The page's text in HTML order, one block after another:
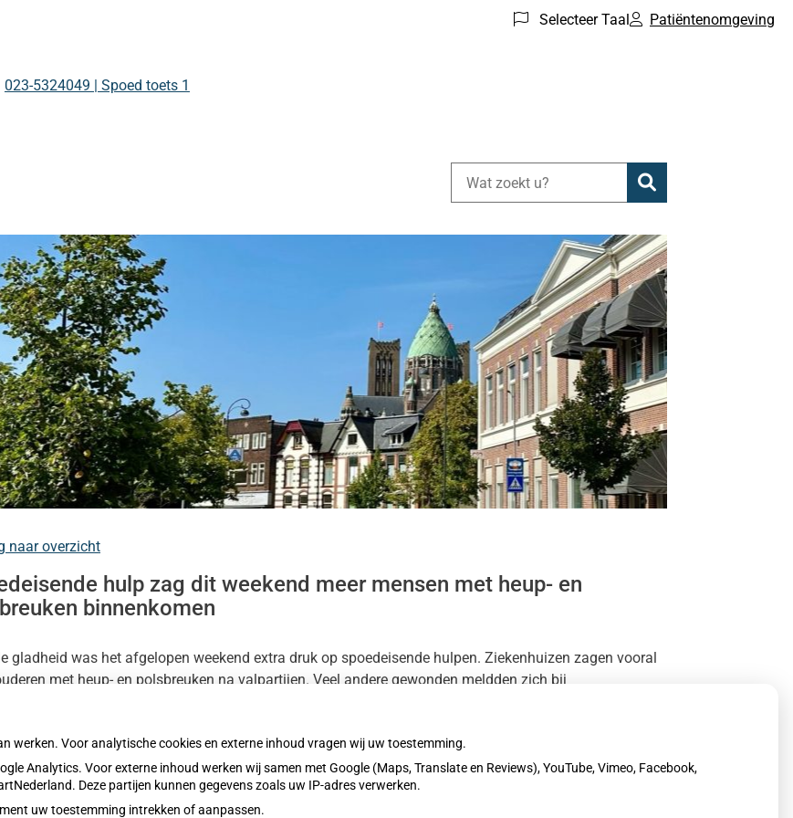
Selecteer Taal Patiëntenomgeving
Tel:
023-5324049 | Spoed toets 1
Zoeken
naar overzicht
hulp zag dit weekend meer mensen met heup- en
binnenkomen
gladheid was het afgelopen weekend extra druk op spoedeisende hulpen. Ziekenhuizen zagen vooral
met heup- en polsbreuken na valpartijen. Veel andere gewonden meldden zich bij
hele artikel op:
Nationale zorggids
12-01-2026
werken. Voor analytische cookies en externe inhoud vragen wij uw toestemming.
Analytics. Voor externe inhoud werken wij samen met Google (Maps, Translate en Reviews), YouTube, Vimeo, Facebook,
Deze partijen kunnen gegevens zoals uw IP-adres verwerken.
uw toestemming intrekken of aanpassen.